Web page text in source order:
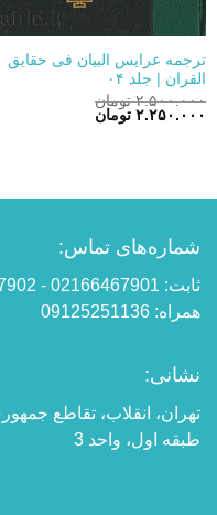
ترجمه عرایس البیان فی حقایق
القران | جلد ۰۴
۲.۵۰۰.۰۰۰ تومان
قیمت
۲.۲۵۰.۰۰۰ تومانقیمت
شماره‌های تماس:
ثابت: 02166467901 - 02166467902
همراه: 09125251136
نشانی:
طبقه اول، واحد 3